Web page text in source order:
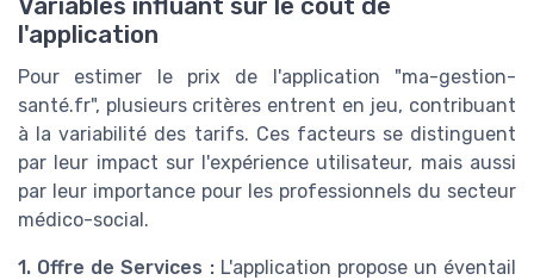
l'application
Pour estimer le prix de l'application "ma-gestion-
santé.fr", plusieurs critères entrent en jeu, contribuant
à la variabilité des tarifs. Ces facteurs se distinguent
par leur impact sur l'expérience utilisateur, mais aussi
par leur importance pour les professionnels du secteur
médico-social.
1. Offre de Services :L'application propose un éventail